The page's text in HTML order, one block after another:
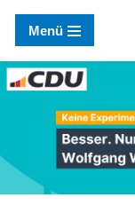
Zum
Inhalt
springen
Menü